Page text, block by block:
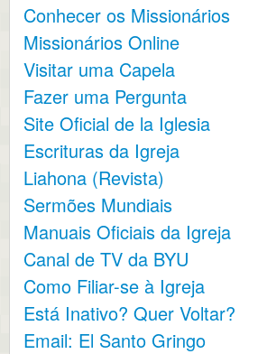
Conhecer os Missionários
Missionários Online
Visitar uma Capela
Fazer uma Pergunta
Site Oficial de la Iglesia
Escrituras da Igreja
Liahona (Revista)
Sermões Mundiais
Manuais Oficiais da Igreja
Canal de TV da BYU
Como Filiar-se à Igreja
Está Inativo? Quer Voltar?
Email: El Santo Gringo